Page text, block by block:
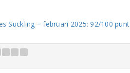
Suckling – februari 2025: 92/100